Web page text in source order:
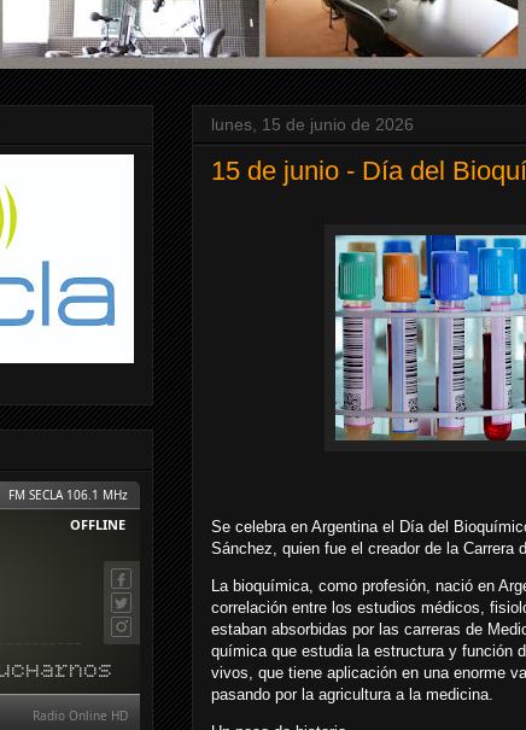
lunes, 15 de junio de 2026
15 de junio - Día del
Se celebra en Argentina el Día del
Sánchez, quien fue el creador de la Carrera
La bioquímica, como profesión, nació en
correlación entre los estudios médicos,
estaban absorbidas por las carreras de
química que estudia la estructura y función
vivos, que tiene aplicación en una enorme
pasando por la agricultura a la medicina.